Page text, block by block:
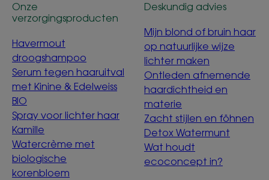
Onze
verzorgingsproducten
Havermout
droogshampoo
Serum tegen haaruitval
met Kinine & Edelweiss
BIO
Spray voor lichter haar
Kamille
Watercrème met
biologische
korenbloem
Deskundig advies
Mijn blond of bruin haar
op natuurlijke wijze
lichter maken
Ontleden afnemende
haardichtheid en
materie
Zacht stijlen en föhnen
Detox Watermunt
Wat houdt
ecoconcept in?